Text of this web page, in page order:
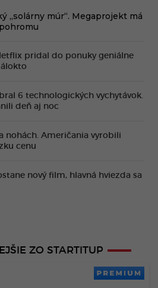
„solárny múr“. Megaprojekt má
pridal do ponuky geniálne
6 technologických vychytávok.
deň aj noc
nohách. Američania vyrobili
cenu
nový film, hlavná hviezda sa
ZO STARTITUP
PREMIUM